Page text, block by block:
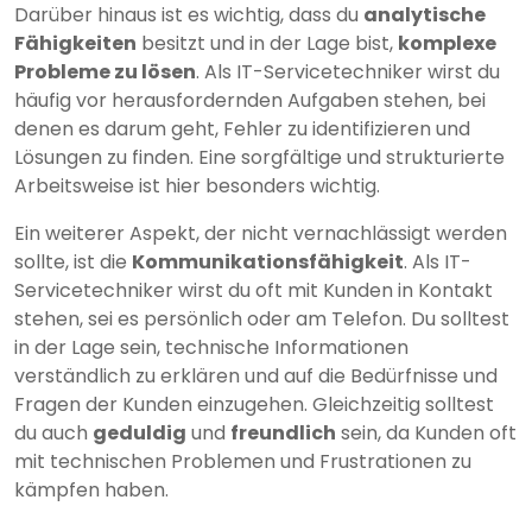
Darüber hinaus ist es wichtig, dass du analytische
Fähigkeiten besitzt und in der Lage bist, komplexe
Probleme zu lösen. Als IT-Servicetechniker wirst du
häufig vor herausfordernden Aufgaben stehen, bei
denen es darum geht, Fehler zu identifizieren und
Lösungen zu finden. Eine sorgfältige und strukturierte
Arbeitsweise ist hier besonders wichtig.
Ein weiterer Aspekt, der nicht vernachlässigt werden
sollte, ist die Kommunikationsfähigkeit. Als IT-
Servicetechniker wirst du oft mit Kunden in Kontakt
stehen, sei es persönlich oder am Telefon. Du solltest
in der Lage sein, technische Informationen
verständlich zu erklären und auf die Bedürfnisse und
Fragen der Kunden einzugehen. Gleichzeitig solltest
du auch geduldig und freundlich sein, da Kunden oft
mit technischen Problemen und Frustrationen zu
kämpfen haben.